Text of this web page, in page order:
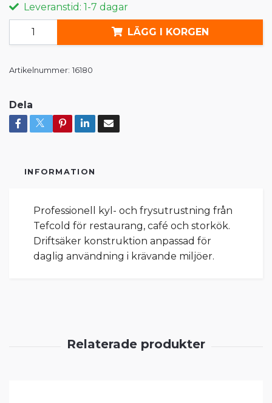
Leveranstid: 1-7 dagar
LÄGG I KORGEN
Artikelnummer: 16180
Dela
INFORMATION
Professionell kyl- och frysutrustning från
Tefcold för restaurang, café och storkök.
Driftsäker konstruktion anpassad för
daglig användning i krävande miljöer.